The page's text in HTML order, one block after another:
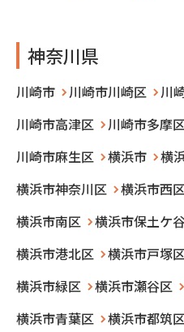
神奈川県
川崎市 川崎市川崎区 川
川崎市高津区
川崎市多摩
川崎市麻生区
横浜市
横
横浜市神奈川区
横浜市西
横浜市南区
横浜市保土ケ
横浜市港北区
横浜市戸塚
横浜市緑区
横浜市瀬谷区
横浜市青葉区
横浜市都筑